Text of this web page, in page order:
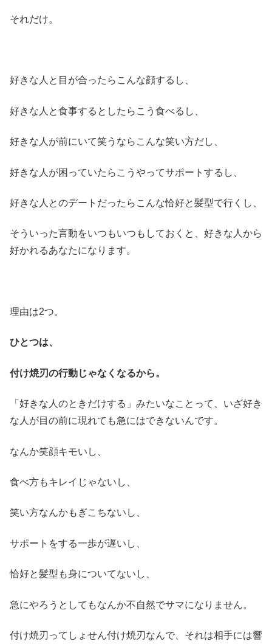
それだけ。
好きな人と目が合ったらこんな顔するし、
好きな人と食事するとしたらこう食べるし、
好きな人が前にいて笑うならこんな笑い方だし、
好きな人が困っていたらこうやってサポートするし、
好きな人とのデートだったらこんな恰好と髪型で行くし、
そういった言動をいつもいつもしておくと、好きな人から
好かれるあなたになります。
理由は2つ。
ひとつは、
付け焼刃の行動じゃなくなるから。
「好きな人のときだけする」みたいなことって、いざ好き
な人が目の前に現れても急にはできないんです。
なんか笑顔キモいし、
食べ方もキレイじゃないし、
笑い方なんかもぎこちないし、
サポートをする一歩が遅いし、
恰好と髪型も身についてないし、
急にやろうとしてもなんか不自然でサマになりません。
付け焼刃ってしょせん付け焼刃なんで、それは相手には響